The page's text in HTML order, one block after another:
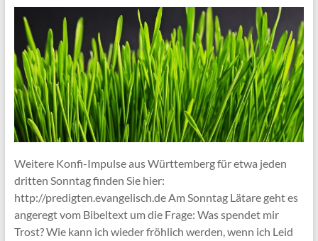
Weitere Konfi-Impulse aus Württemberg für etwa jeden
dritten Sonntag finden Sie hier:
http://predigten.evangelisch.de Am Sonntag Lätare geht es
angeregt vom Bibeltext um die Frage: Was spendet mir
Trost? Wie kann ich wieder fröhlich werden, wenn ich Leid